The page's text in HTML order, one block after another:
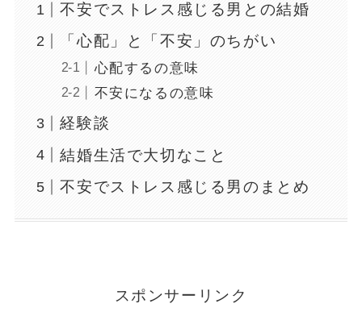
不安でストレス感じる男との結婚
「心配」と「不安」のちがい
心配するの意味
不安になるの意味
経験談
結婚生活で大切なこと
不安でストレス感じる男のまとめ
スポンサーリンク